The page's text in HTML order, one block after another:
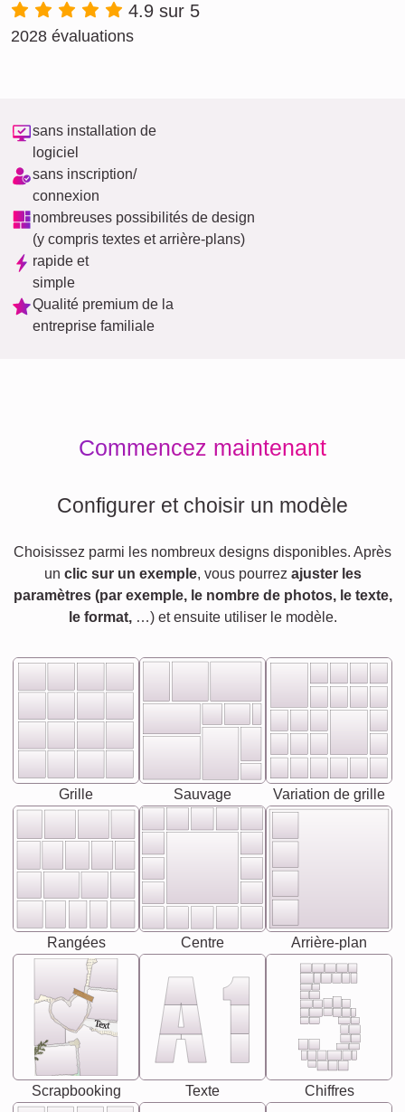
4.9 sur 5
2028 évaluations
sans installation de
logiciel
sans inscription/
connexion
nombreuses possibilités de design
(y compris textes et arrière-plans)
rapide et
simple
Qualité premium de la
entreprise familiale
Commencez maintenant
Configurer et choisir un modèle
Choisissez parmi les nombreux designs disponibles. Après
un clic sur un exemple, vous pourrez ajuster les
paramètres (par exemple, le nombre de photos, le texte,
le format,…) et ensuite utiliser le modèle.
Grille Sauvage Variation de grille
Rangées Centre Arrière-plan
Text
Scrapbooking Texte Chiffres